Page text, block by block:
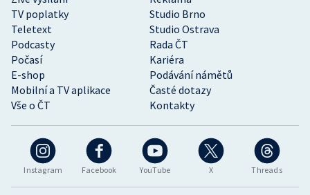
Instagram Facebook YouTube X Threads
TV poplatky
Studio Brno
Teletext
Studio Ostrava
Podcasty
Rada ČT
Počasí
Kariéra
E-shop
Podávání námětů
Mobilní a TV aplikace
Časté dotazy
Vše o ČT
Kontakty